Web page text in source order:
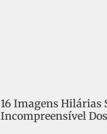
16 Imagens Hilárias
Incompreensível